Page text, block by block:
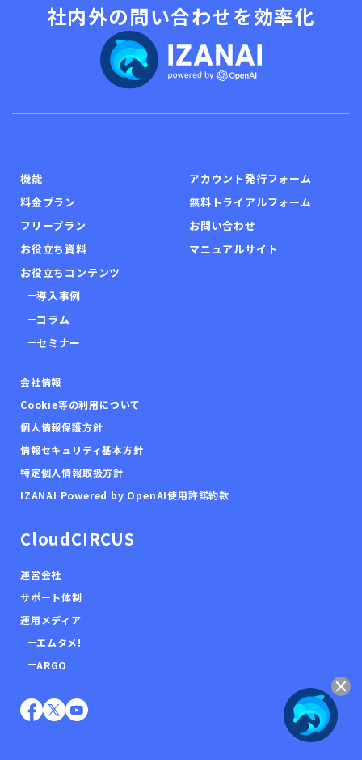
社内外の問い合わせを効率化
CloudCIRCUS
運営会社
サポート体制
運用メディア
エムタメ!
ARGO
機能
料金プラン
フリープラン
お役立ち資料
お役立ちコンテンツ
導入事例
コラム
セミナー
アカウント発行フォーム
無料トライアルフォーム
お問い合わせ
マニュアルサイト
会社情報
Cookie等の利用について
個人情報保護方針
情報セキュリティ基本方針
特定個人情報取扱方針
IZANAI Powered by OpenAI使用許諾約款